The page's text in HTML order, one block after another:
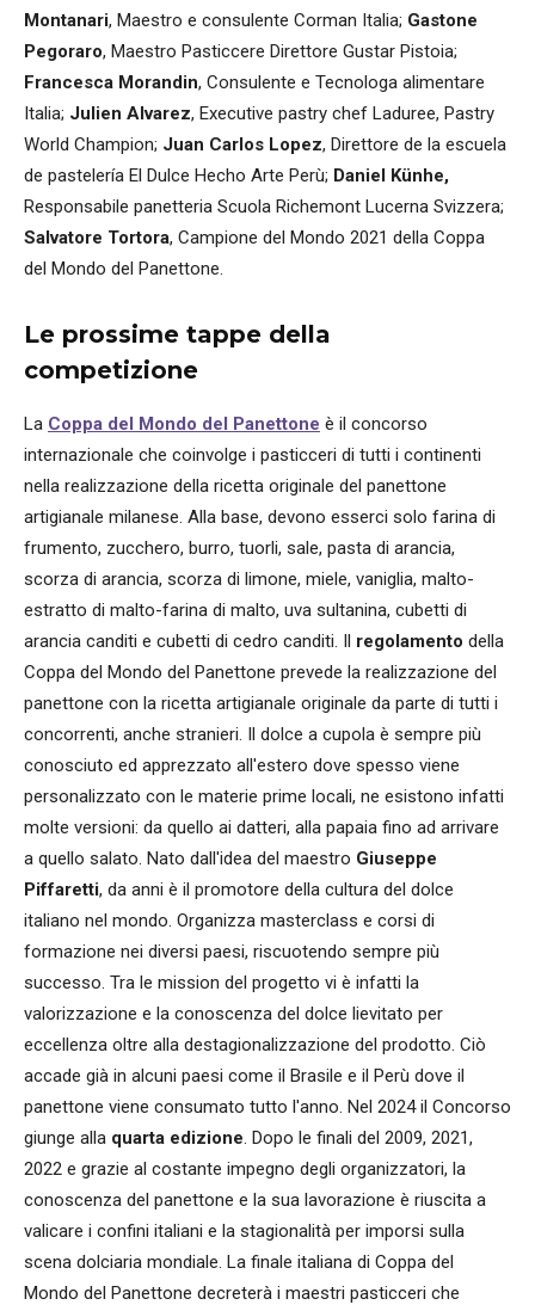
Montanari, Maestro e consulente Corman Italia; Gastone
Pegoraro, Maestro Pasticcere Direttore Gustar Pistoia;
Francesca Morandin, Consulente e Tecnologa alimentare
Italia; Julien Alvarez, Executive pastry chef Laduree, Pastry
World Champion; Juan Carlos Lopez, Direttore de la escuela
de pastelería El Dulce Hecho Arte Perù; Daniel Künhe,
Responsabile panetteria Scuola Richemont Lucerna Svizzera;
Salvatore Tortora, Campione del Mondo 2021 della Coppa
del Mondo del Panettone.
Le prossime tappe della
competizione
La Coppa del Mondo del Panettone è il concorso
internazionale che coinvolge i pasticceri di tutti i continenti
nella realizzazione della ricetta originale del panettone
artigianale milanese. Alla base, devono esserci solo farina di
frumento, zucchero, burro, tuorli, sale, pasta di arancia,
scorza di arancia, scorza di limone, miele, vaniglia, malto-
estratto di malto-farina di malto, uva sultanina, cubetti di
arancia canditi e cubetti di cedro canditi. Il regolamento della
Coppa del Mondo del Panettone prevede la realizzazione del
panettone con la ricetta artigianale originale da parte di tutti i
concorrenti, anche stranieri. Il dolce a cupola è sempre più
conosciuto ed apprezzato all'estero dove spesso viene
personalizzato con le materie prime locali, ne esistono infatti
molte versioni: da quello ai datteri, alla papaia fino ad arrivare
a quello salato. Nato dall'idea del maestro Giuseppe
Piffaretti, da anni è il promotore della cultura del dolce
italiano nel mondo. Organizza masterclass e corsi di
formazione nei diversi paesi, riscuotendo sempre più
successo. Tra le mission del progetto vi è infatti la
valorizzazione e la conoscenza del dolce lievitato per
eccellenza oltre alla destagionalizzazione del prodotto. Ciò
accade già in alcuni paesi come il Brasile e il Perù dove il
panettone viene consumato tutto l'anno. Nel 2024 il Concorso
giunge alla quarta edizione. Dopo le finali del 2009, 2021,
2022 e grazie al costante impegno degli organizzatori, la
conoscenza del panettone e la sua lavorazione è riuscita a
valicare i confini italiani e la stagionalità per imporsi sulla
scena dolciaria mondiale. La finale italiana di Coppa del
Mondo del Panettone decreterà i maestri pasticceri che